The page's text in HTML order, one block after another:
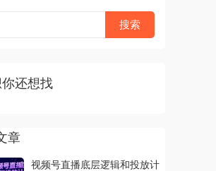
还想找
章
视频号直播底层逻辑和投放计